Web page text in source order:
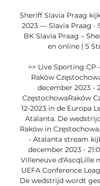
Sheriff Slavia Praag
2023 — Slavia Praag ·
BK Slavia Praag –
en online | 5
>> Live Sporting
Raków
december 2023 -
CzęstochowaRaków
12-2023 in de Europa
Atalanta. De
Raków in
- Atalanta stream
december 2023 -
Villeneuve d'AscqLille
UEFA Conference
De wedstrijd wordt